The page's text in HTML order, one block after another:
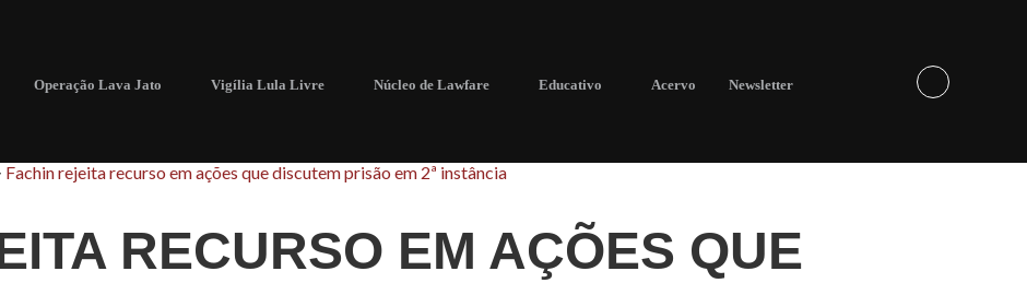
Operação Lava Jato Vigília Lula Livre Núcleo de Lawfare Educativo Acervo Newsletter
Fachin rejeita recurso em ações que discutem prisão em 2ª instância
RECURSO EM AÇÕES QUE